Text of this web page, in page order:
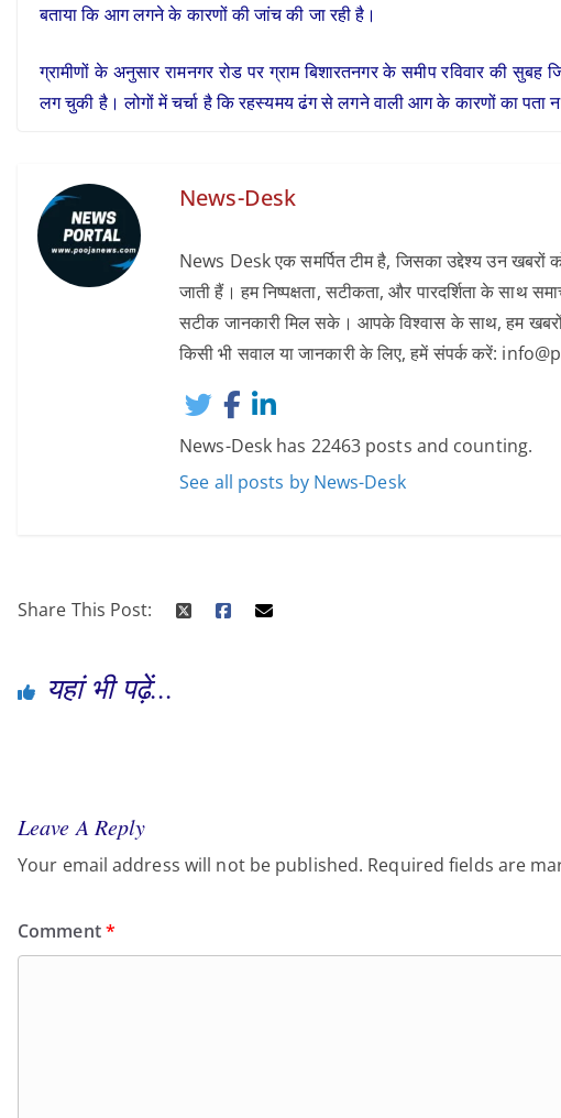
बताया कि आग लगने के कारणों की जांच की जा रही है।
ग्रामीणों के अनुसार रामनगर रोड पर ग्राम बिशारतनगर के समीप रविवार की
लग चुकी है। लोगों में चर्चा है कि रहस्यमय ढंग से लगने वाली आग के कारणों का पता
News-Desk
News Desk एक समर्पित टीम है, जिसका उद्देश्य उन खबरों
जाती हैं। हम निष्पक्षता, सटीकता, और पारदर्शिता के साथ
सटीक जानकारी मिल सके। आपके विश्वास के साथ, हम खबरों
किसी भी सवाल या जानकारी के लिए, हमें संपर्क करें:
News-Desk has 22463 posts and counting.
See all posts by News-Desk
Share This Post:
यहां भी पढ़ें...
Leave A Reply
Your email address will not be published. Required fields are
Comment*